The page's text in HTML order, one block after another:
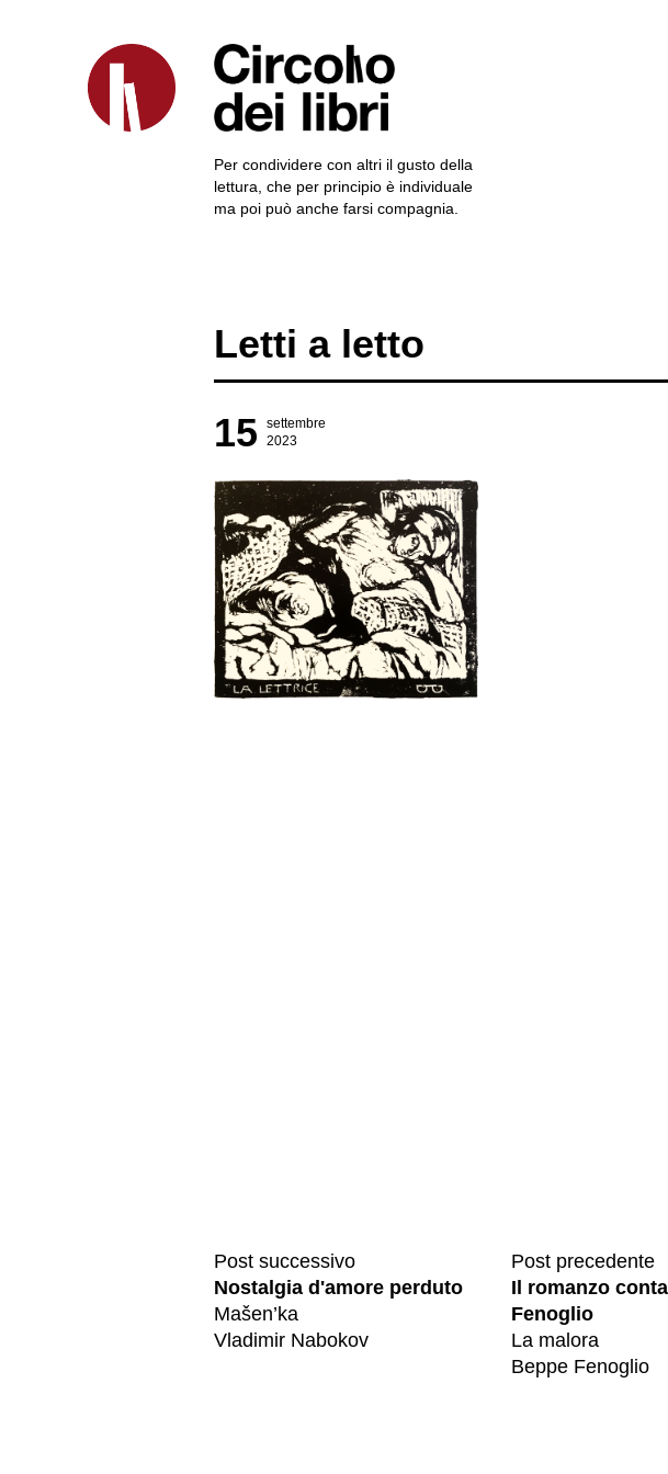
Per condividere con altri il gusto della
lettura, che per principio è individuale
ma poi può anche farsi compagnia.
Letti a letto
15
settembre
2023
Post successivo
Nostalgia d'amore perduto
Mašen’ka
Vladimir Nabokov
Post precedente
Il romanzo
Fenoglio
La malora
Beppe Fenoglio